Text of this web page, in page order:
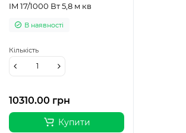
IM 17/1000 Вт 5,8 м кв
В наявності
10310.00 грн
Кількість
Купити